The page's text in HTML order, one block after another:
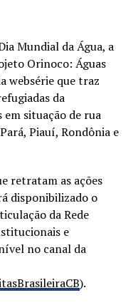
Mundial da Água, a
Orinoco: Águas
websérie que traz
da
em situação de rua
Piauí, Rondônia e
retratam as ações
disponibilizado o
da Rede
e
no canal da
).